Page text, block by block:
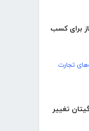
برای کسب
تجارت
تغییر